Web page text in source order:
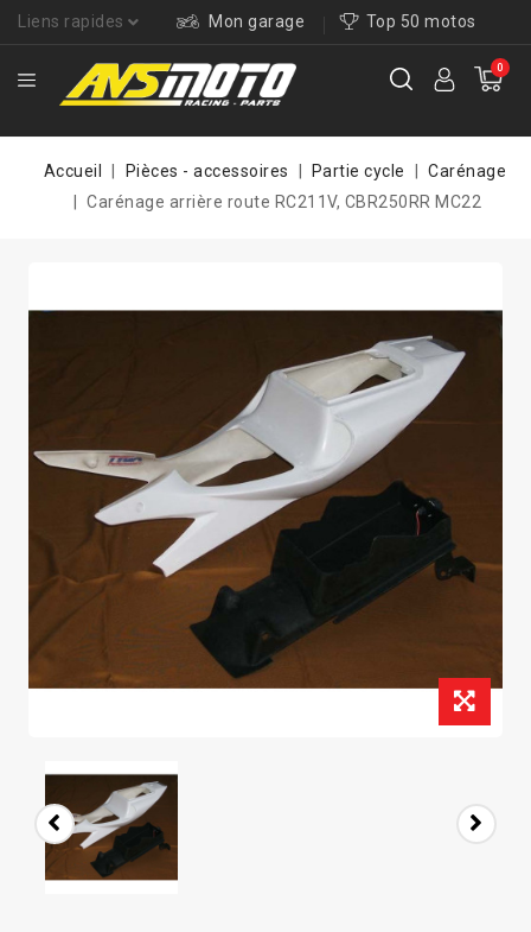
Liens rapides Mon garage Top 50 motos
0
Accueil Pièces - accessoires Partie cycle
Carénage
Carénage arrière route RC211V, CBR250RR MC22